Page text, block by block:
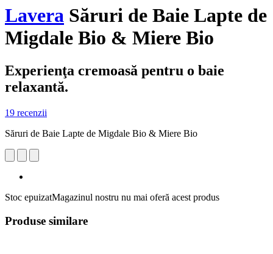
Lavera Săruri de Baie Lapte de
Migdale Bio & Miere Bio
Experienţa cremoasă pentru o baie
relaxantă.
19 recenzii
Săruri de Baie Lapte de Migdale Bio & Miere Bio
Stoc epuizatMagazinul nostru nu mai oferă acest produs
Produse similare